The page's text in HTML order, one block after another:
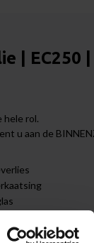
| EC250
hele rol.
u aan de